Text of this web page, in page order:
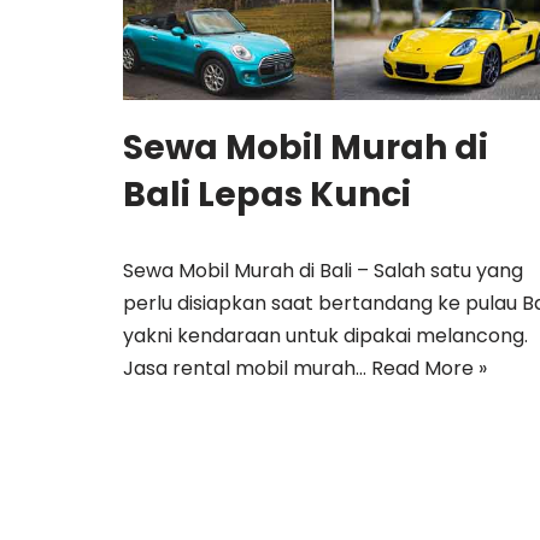
Sewa Mobil Murah di
Bali Lepas Kunci
Sewa Mobil Murah di Bali – Salah satu yang
perlu disiapkan saat bertandang ke pulau
yakni kendaraan untuk dipakai melancong.
Jasa rental mobil murah… Read More »